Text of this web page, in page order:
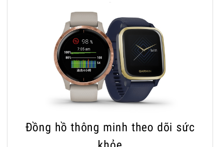
Đồng hồ thông minh theo dõi sức